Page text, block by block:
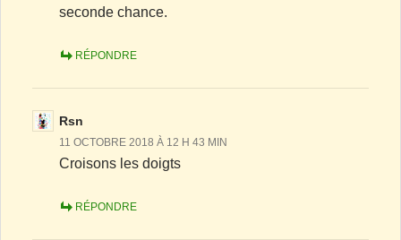
seconde chance.
RÉPONDRE
Rsn
11 OCTOBRE 2018 À 12 H 43 MIN
Croisons les doigts
RÉPONDRE